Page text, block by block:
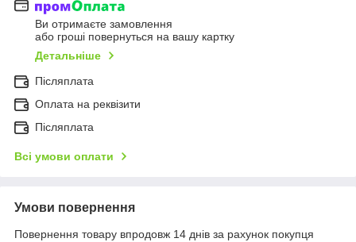
Ви отримаєте замовлення
або гроші повернуться на вашу картку
Детальніше
Післяплата
Оплата на реквізити
Післяплата
Всі умови оплати
Умови повернення
Повернення товару впродовж 14 днів за рахунок покупця